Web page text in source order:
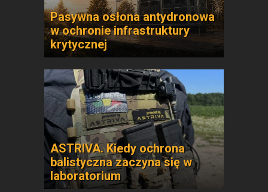
Pasywna osłona antydronowa
w ochronie infrastruktury
krytycznej
ASTRIVA. Kiedy ochrona
balistyczna zaczyna się w
laboratorium